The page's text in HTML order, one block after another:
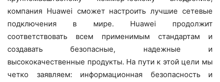
компания Huawei сможет настроить лучшие сетевые
подключения в мире. Huawei продолжит
соответствовать всем применимым стандартам и
создавать безопасные, надежные и
высококачественные продукты. На пути к этой цели мы
четко заявляем: информационная безопасность и